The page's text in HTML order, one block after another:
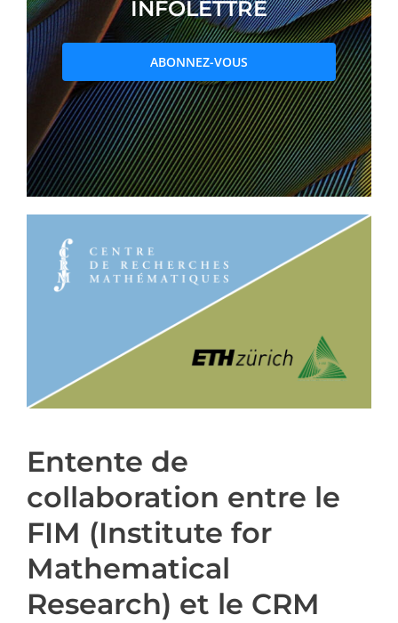
PRIX ET DISTINCTIONS
Recherche
Répertoire
Ressources
Abonnement à l’infolettre
INFOLETTRE
ABONNEZ-VOUS
Entente de
collaboration entre le
FIM (Institute for
Mathematical
Research) et le CRM